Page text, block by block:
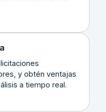
y obtén ventajas
a tiempo real.